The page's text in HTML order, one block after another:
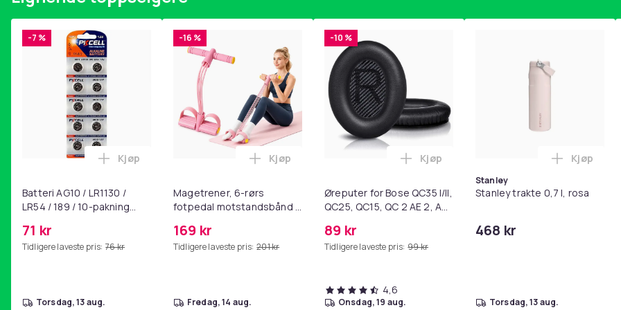
Haba Trading B.V.
Mary Kingsleystraat 1 5928SK Venlo The Netherlands
[email protected]
Brun
Vekt, gram
Artikkel nr.
14928fdf-d8e7-4c51-b13b-e1d333e28885
Produktsikkerhetsinformasjon
-7 %
Batteri AG10 / LR1130 /
LR54 / 189 / 10-pakning
71 kr
Tidligere laveste pris: 76 kr
Legg Batteri AG10 / LR1130 / LR54 / 189 / 10-pakning PKcell i handlekurven
Kjøp
torsdag, 13 aug.
-16 %
Magetrener, 6-rørs
fotpedal motstandsbånd -
yoga og
hjemmegymnastikk Pink
169 kr
Tidligere laveste pris: 201 kr
Legg Magetrener, 6-rørs fotpedal motstandsbånd - mage- og
Kjøp
fredag, 14 aug.
-10 %
Øreputer for Bose QC35 I/II,
QC25, QC15, QC 2 AE 2, AE
SoundLink Black
89 kr
Tidligere laveste pris: 99 kr
Legg Øreputer for Bose QC35 I/II, QC25,
Kjøp
4,6
onsdag, 19 aug.
Stanley
Stanley trakte 0,7 l, rosa
468 kr
Legg
Kjøp
torsdag, 13 aug.